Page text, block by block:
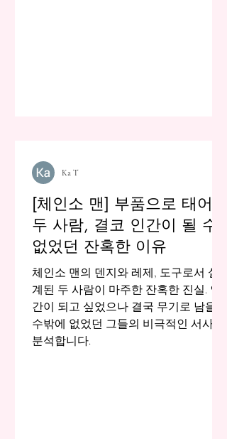
[체인소 맨] 부품으로 태어난
두 사람, 결코 인간이 될 수
없었던 잔혹한 이유
체인소 맨의 덴지와 레제, 도구로서 설
계된 두 사람이 마주한 잔혹한 진실. 인
간이 되고 싶었으나 결국 무기로 남을
수밖에 없었던 그들의 비극적인 서사를
분석합니다.
Ka T